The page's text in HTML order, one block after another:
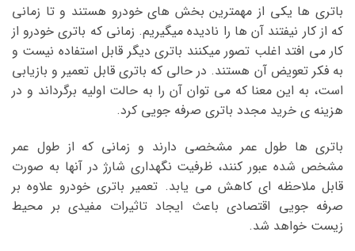
باتری ها یکی از مهمترین بخش های خودرو هستند و تا زمانی
که از کار نیفتند آن ها را نادیده میگیریم. زمانی که باتری خودرو از
کار می افتد اغلب تصور میکنند باتری دیگر قابل استفاده نیست و
به فکر تعویض آن هستند. در حالی که باتری قابل تعمیر و بازیابی
است، به این معنا که می توان آن را به حالت اولیه برگرداند و در
هزینه ی خرید مجدد باتری صرفه جویی کرد.
باتری ها طول عمر مشخصی دارند و زمانی که از طول عمر
مشخص شده عبور کنند، ظرفیت نگهداری شارژ در آنها به صورت
قابل ملاحظه ای کاهش می یابد. تعمیر باتری خودرو علاوه بر
صرفه جویی اقتصادی باعث ایجاد تاثیرات مفیدی بر محیط
زیست خواهد شد.